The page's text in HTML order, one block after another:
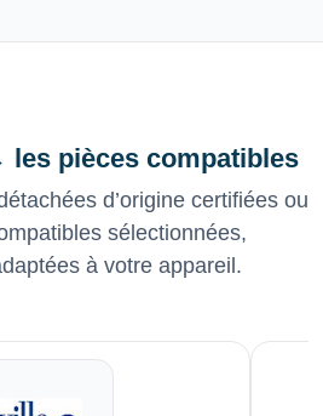
les pièces compatibles
d’origine certifiées ou
sélectionnées,
à votre appareil.